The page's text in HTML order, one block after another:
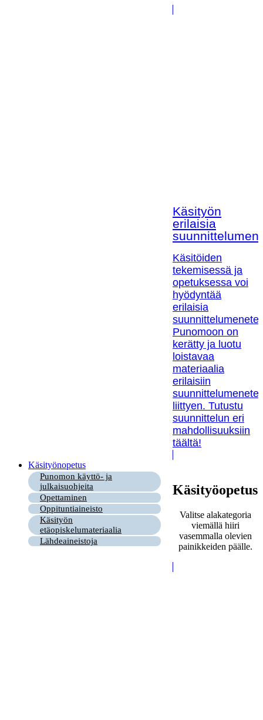
Käsityön
erilaisia
Käsitöiden
tekemisessä ja
opetuksessa voi
hyödyntää
erilaisia
Punomoon on
kerätty ja luotu
loistavaa
materiaalia
erilaisiin
liittyen. Tutustu
suunnittelun eri
mahdollisuuksiin
täältä!
Käsityönopetus
Punomon käyttö- ja
julkaisuohjeita
Opettaminen
Oppituntiaineisto
Käsityön
etäopiskelumateriaalia
Lähdeaineistoja
Käsityöopetus
Valitse alakategoria
viemällä hiiri
vasemmalla olevien
painikkeiden päälle.